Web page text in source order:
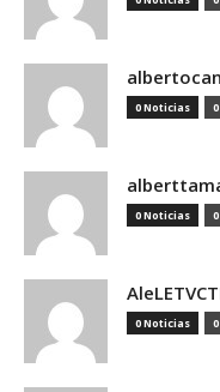
0 Noticias
0 Noticias
0 Noticias